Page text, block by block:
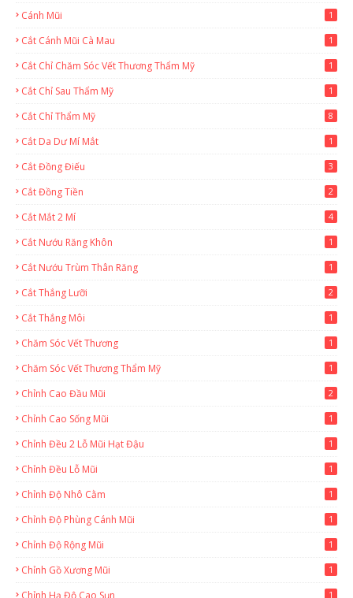
Cánh Mũi 1
Cắt Cánh Mũi Cà Mau 1
Cắt Chỉ Chăm Sóc Vết Thương Thẩm Mỹ 1
Cắt Chỉ Sau Thẩm Mỹ 1
Cắt Chỉ Thẩm Mỹ 8
Cắt Da Dư Mí Mắt 1
Cắt Đồng Điếu 3
Cắt Đồng Tiền 2
Cắt Mắt 2 Mí 4
Cắt Nướu Răng Khôn 1
Cắt Nướu Trùm Thân Răng 1
Cắt Thắng Lưỡi 2
Cắt Thắng Môi 1
Chăm Sóc Vết Thương 1
Chăm Sóc Vết Thương Thẩm Mỹ 1
Chỉnh Cao Đầu Mũi 2
Chỉnh Cao Sống Mũi 1
Chỉnh Đều 2 Lỗ Mũi Hạt Đậu 1
Chỉnh Đều Lỗ Mũi 1
Chỉnh Độ Nhô Cằm 1
Chỉnh Độ Phùng Cánh Mũi 1
Chỉnh Độ Rộng Mũi 1
Chỉnh Gồ Xương Mũi 1
Chỉnh Hạ Độ Cao Sụn 1